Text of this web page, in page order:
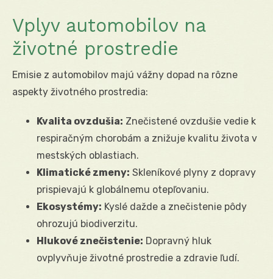
Vplyv automobilov na
životné prostredie
Emisie z automobilov majú vážny dopad na rôzne
aspekty životného prostredia:
Kvalita ovzdušia: Znečistené ovzdušie vedie k
respiračným chorobám a znižuje kvalitu života v
mestských oblastiach.
Klimatické zmeny: Skleníkové plyny z dopravy
prispievajú k globálnemu otepľovaniu.
Ekosystémy: Kyslé dažde a znečistenie pôdy
ohrozujú biodiverzitu.
Hlukové znečistenie: Dopravný hluk
ovplyvňuje životné prostredie a zdravie ľudí.